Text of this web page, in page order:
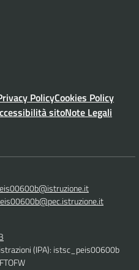
PolicyCookies Policy
sitoNote Legali
(IPA): istsc_peis00600b